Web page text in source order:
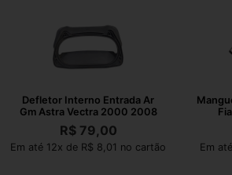
Defletor Interno Entrada Ar
Gm Astra Vectra 2000 2008
R$79,00
Em até 12x de R$ 8,01 no cartão
Em